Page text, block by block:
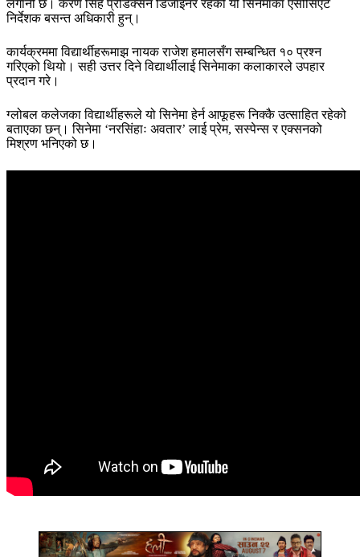
लगानी छ। करण सिंह प्रोडक्सन डिजाइनर रहेको यो सिनेमाका एसोसिएट
निर्देशक बसन्त अधिकारी हुन्।
कार्यक्रममा विद्यार्थीहरूमाझ नायक राजेश हमालसँग सम्बन्धित १० प्रश्न
गरिएको थियो। सही उत्तर दिने विद्यार्थीलाई सिनेमाका कलाकारले उपहार
प्रदान गरे।
ग्लोबल कलेजका विद्यार्थीहरूले यो सिनेमा हेर्न आफूहरू निक्कै उत्साहित रहेको
बताएका छन्। सिनेमा ‘नरसिंहाः अवतार’ लाई प्रेम, सस्पेन्स र एक्सनको
मिश्रण भनिएको छ।